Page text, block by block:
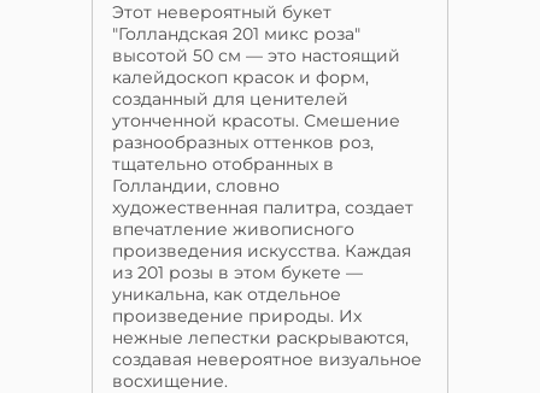
Этот невероятный букет
"Голландская 201 микс роза"
высотой 50 см — это настоящий
калейдоскоп красок и форм,
созданный для ценителей
утонченной красоты. Смешение
разнообразных оттенков роз,
тщательно отобранных в
Голландии, словно
художественная палитра, создает
впечатление живописного
произведения искусства. Каждая
из 201 розы в этом букете —
уникальна, как отдельное
произведение природы. Их
нежные лепестки раскрываются,
создавая невероятное визуальное
восхищение.